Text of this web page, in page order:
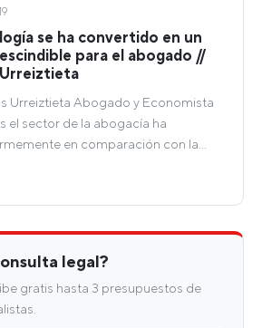
se ha convertido en un
para el abogado //
Urreiztieta Abogado y Economista
el sector de la abogacía ha
en comparación con la…
legal?
gratis hasta 3 presupuestos de